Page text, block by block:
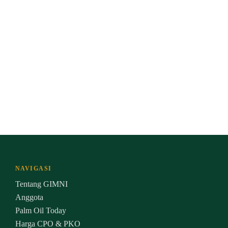
NAVIGASI
Tentang GIMNI
Anggota
Palm Oil Today
Harga CPO & PKO